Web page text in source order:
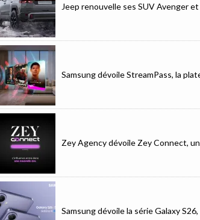
Jeep renouvelle ses SUV Avenger
Samsung dévoile StreamPass, la
Zey Agency dévoile Zey Connect,
Samsung dévoile la série Galaxy